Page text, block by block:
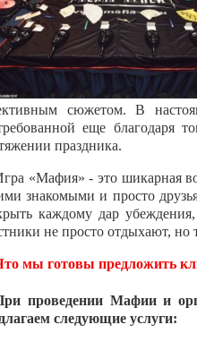
сюжетом. В
еще благодаря
праздника.
«Мафия» - это шикарная
знакомыми и просто
каждому дар
не просто отдыхают,
мы готовы предложить
проведении Мафии и
следующие услуги: